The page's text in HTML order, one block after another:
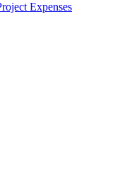
Expenses